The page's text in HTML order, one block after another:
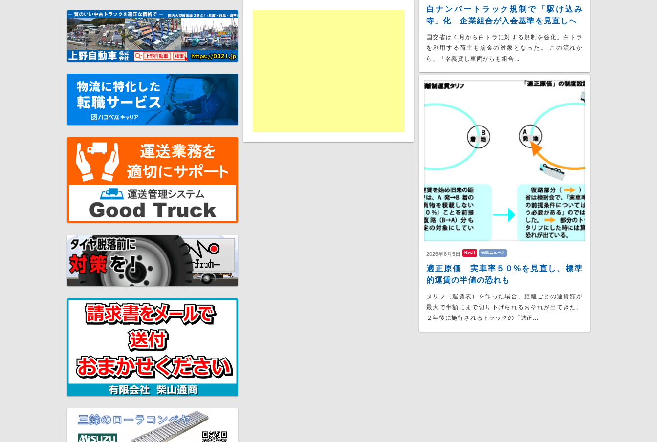
白ナンバートラック規制で「駆け込み
寺」化 企業組合が入会基準を見直しへ
国交省は４月から白トラに対する規制を強化。白トラ
を利用する荷主も罰金の対象となった。 この流れか
ら、「名義貸し車両からも組合...
2026年8月5日 New!! 物流ニュース
適正原価 実車率５０%を見直し、標準
的運賃の半値の恐れも
タリフ（運賃表）を作った場合、距離ごとの運賃額が
最大で半額にまで切り下げられるおそれが出てきた。
２年後に施行されるトラックの「適正...